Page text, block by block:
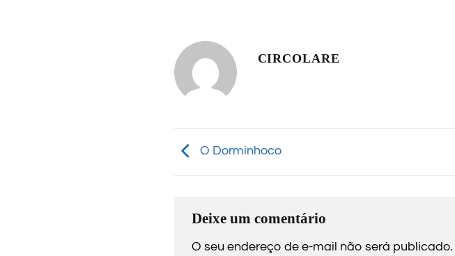
CIRCOLARE
O Dorminhoco
Deixe um comentário
O seu endereço de e-mail não será publicado.